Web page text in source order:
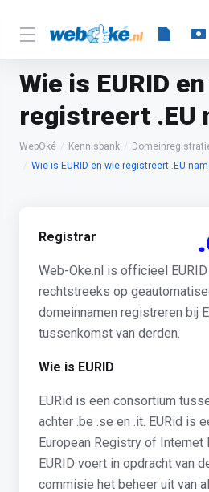
Wie is EURID
registreert .EU
WebOké Kennisbank
Wie is EURID en wie registreert .EU
Registrar
Web-Oke.nl is officieel
rechtstreeks op
domeinnamen registreren bij
tussenkomst van derden.
Wie is EURID
EURid is een consortium
achter .be .se en .it. EURid is
European Registry of Internet
EURID voert in opdracht van
commisie het beheer uit van